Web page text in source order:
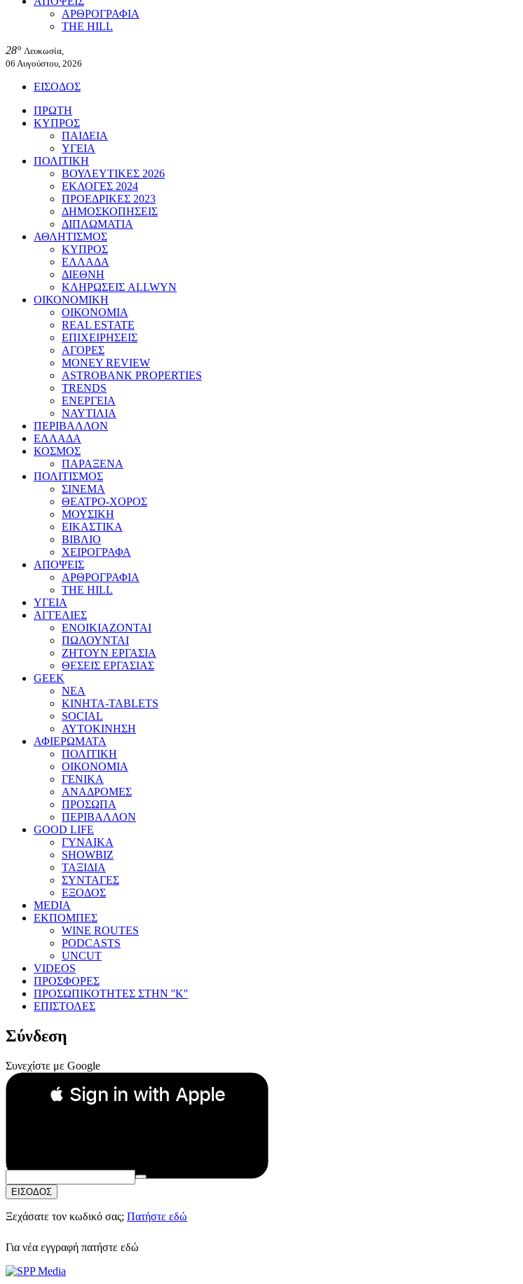
ΑΡΘΡΟΓΡΑΦΙΑ
THE HILL
28° Λευκωσία,
06 Αυγούστου, 2026
ΕΙΣΟΔΟΣ
ΠΡΩΤΗ
ΚΥΠΡΟΣ
ΠΑΙΔΕΙΑ
ΥΓΕΙΑ
ΠΟΛΙΤΙΚΗ
ΒΟΥΛΕΥΤΙΚΕΣ 2026
ΕΚΛΟΓΕΣ 2024
ΠΡΟΕΔΡΙΚΕΣ 2023
ΔΗΜΟΣΚΟΠΗΣΕΙΣ
ΔΙΠΛΩΜΑΤΙΑ
ΑΘΛΗΤΙΣΜΟΣ
ΚΥΠΡΟΣ
ΕΛΛΑΔΑ
ΔΙΕΘΝΗ
ΚΛΗΡΩΣΕΙΣ ALLWYN
ΟΙΚΟΝΟΜΙΚΗ
ΟΙΚΟΝΟΜΙΑ
REAL ESTATE
ΕΠΙΧΕΙΡΗΣΕΙΣ
ΑΓΟΡΕΣ
MONEY REVIEW
ASTROBANK PROPERTIES
TRENDS
ΕΝΕΡΓΕΙΑ
ΝΑΥΤΙΛΙΑ
ΠΕΡΙΒΑΛΛΟΝ
ΕΛΛΑΔΑ
ΚΟΣΜΟΣ
ΠΑΡΑΞΕΝΑ
ΠΟΛΙΤΙΣΜΟΣ
ΣΙΝΕΜΑ
ΘΕΑΤΡΟ-ΧΟΡΟΣ
ΜΟΥΣΙΚΗ
ΕΙΚΑΣΤΙΚΑ
ΒΙΒΛΙΟ
ΧΕΙΡΟΓΡΑΦΑ
ΑΠΟΨΕΙΣ
ΑΡΘΡΟΓΡΑΦΙΑ
THE HILL
ΥΓΕΙΑ
ΑΓΓΕΛΙΕΣ
ΕΝΟΙΚΙΑΖΟΝΤΑΙ
ΠΩΛΟΥΝΤΑΙ
ΖΗΤΟΥΝ ΕΡΓΑΣΙΑ
ΘΕΣΕΙΣ ΕΡΓΑΣΙΑΣ
GEEK
ΝΕΑ
ΚΙΝΗΤΑ-TABLETS
SOCIAL
ΑΥΤΟΚΙΝΗΣΗ
ΑΦΙΕΡΩΜΑΤΑ
ΠΟΛΙΤΙΚΗ
ΟΙΚΟΝΟΜΙΑ
ΓΕΝΙΚΑ
ΑΝΑΔΡΟΜΕΣ
ΠΡΟΣΩΠΑ
ΠΕΡΙΒΑΛΛΟΝ
GOOD LIFE
ΓΥΝΑΙΚΑ
SHOWBIZ
ΤΑΞΙΔΙΑ
ΣΥΝΤΑΓΕΣ
ΕΞΟΔΟΣ
MEDIA
ΕΚΠΟΜΠΕΣ
WINE ROUTES
PODCASTS
UNCUT
VIDEOS
ΠΡΟΣΦΟΡΕΣ
ΠΡΟΣΩΠΙΚΟΤΗΤΕΣ ΣΤΗΝ ''Κ''
ΕΠΙΣΤΟΛΕΣ
Σύνδεση
Συνεχίστε με Google
 Sign in with Apple
Συνεχίστε με Apple
ή
Email:
Κωδικός Πρόσβασης:
ΕΙΣΟΔΟΣ
Ξεχάσατε τον κωδικό σας; Πατήστε εδώ
Για νέα εγγραφή πατήστε εδώ